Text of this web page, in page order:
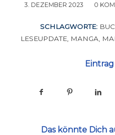
3. DEZEMBER 2023
/ 0
SCHLAGWORTE:
LESEUPDATE MANGA
Das könnte Dich